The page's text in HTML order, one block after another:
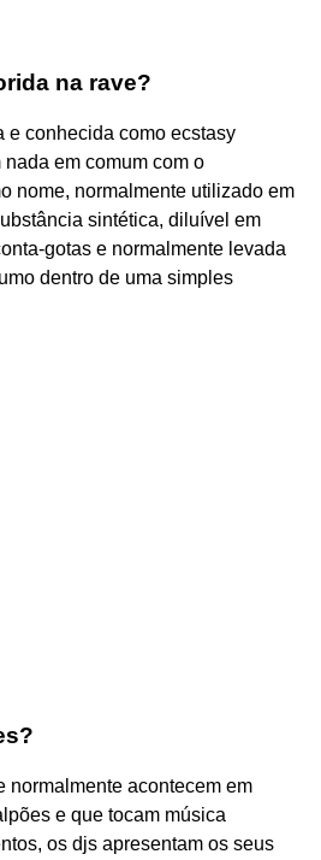
na rave?
e conhecida como ecstasy
nada em comum com o
nome, normalmente utilizado em
sintética, diluível em
gotas e normalmente levada
dentro de uma simples
normalmente acontecem em
e que tocam música
os djs apresentam os seus